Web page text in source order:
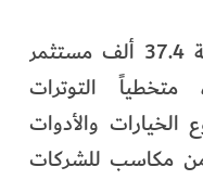
جذب سوق دبي للأوراق المالية 37.4 ألف مستثمر
أول 5 أشهر، متخطياً التوترات
الخيارات والأدوات
من مكاسب للشركات